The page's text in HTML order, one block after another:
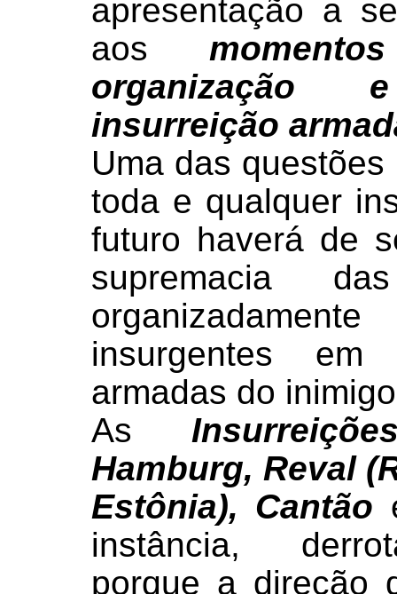
apresentação a
aos
organização
insurreição
Uma das
toda e qualquer
futuro haverá de
supremacia
insurgentes
armadas do
As
Hamburg, Reval
Estônia), Cantão
instância,
porque a direção